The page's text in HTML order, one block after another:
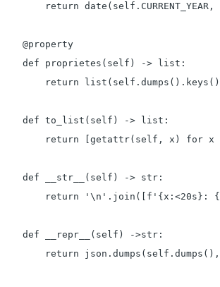
return date(self.CURRENT_YEAR,
    @property
    def proprietes(self) -> list:
return
    def to_list(self) -> list:
return [getattr(self, x) for x
    def __str__(self) -> str:
return '\n'.join([f'{x:<20s}:
    def __repr__(self) ->str:
return